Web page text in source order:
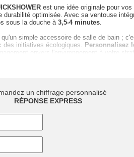
est une idée originale pour
durabilité optimisée. Avec sa ventouse
sous la douche à 3,5-4 minutes.
simple accessoire de salle de bain ;
des initiatives écologiques. Personnalisez
envers l'environnement à votre
de cet article, profitez d'un
d'un suivi personnalisé et réactif
et personnalisédès maintenant pour faire
varier en fonction de la quantité
Une production expresse est également
:
un chiffrage personnalisé
RÉPONSE EXPRESS